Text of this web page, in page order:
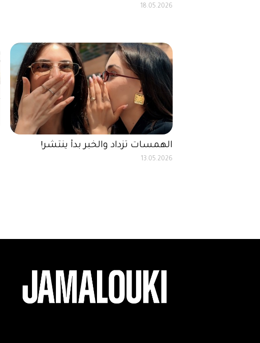
18.05.2026
الهمسات تزداد والخبر بدأ ينتشر!
13.05.2026